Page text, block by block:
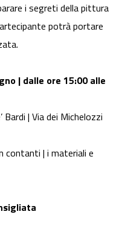
i segreti della pittura
potrà portare
| dalle ore 15:00 alle
| Via dei Michelozzi
contanti | i materiali e